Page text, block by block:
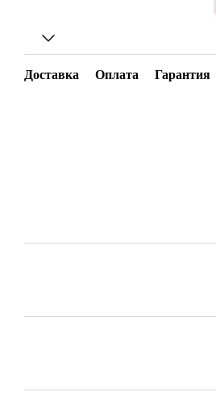
Доставка Оплата Гарантия